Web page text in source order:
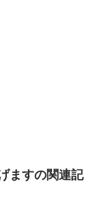
ますの関連記